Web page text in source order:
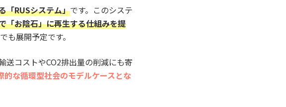
「RUSシステム」です。このシステ
「お陰石」に再生する仕組みを提
も展開予定です。
送コストやCO2排出量の削減にも寄
的な循環型社会のモデルケースとな